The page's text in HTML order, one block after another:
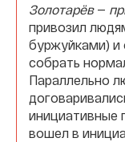
Золотарёв —
привозил
буржуйками) и
собрать
Параллельно
инициативные
вошел в